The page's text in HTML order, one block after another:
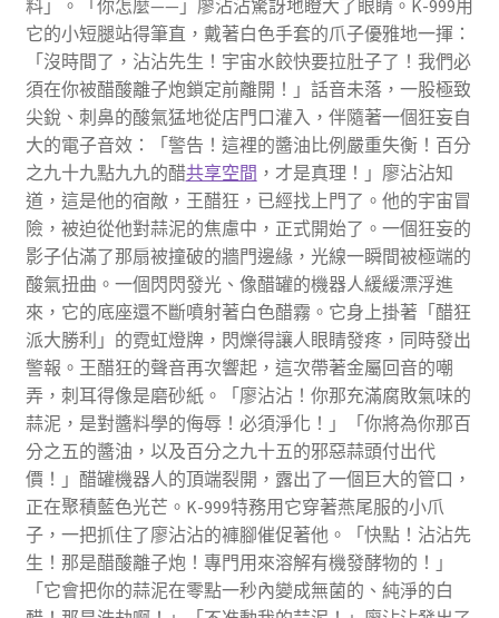
料」。「你怎麼——」廖沾沾驚訝地瞪大了眼睛。K-999用
它的小短腿站得筆直，戴著白色手套的爪子優雅地一揮：
「沒時間了，沾沾先生！宇宙水餃快要拉肚子了！我們必
須在你被醋酸離子炮鎖定前離開！」話音未落，一股極致
尖銳、刺鼻的酸氣猛地從店門口灌入，伴隨著一個狂妄自
大的電子音效：「警告！這裡的醬油比例嚴重失衡！百分
之九十九點九九的醋共享空間 ，才是真理！」廖沾沾知
道，這是他的宿敵，王醋狂，已經找上門了。他的宇宙冒
險，被迫從他對蒜泥的焦慮中，正式開始了。一個狂妄的
影子佔滿了那扇被撞破的牆門邊緣，光線一瞬間被極端的
酸氣扭曲。一個閃閃發光、像醋罐的機器人緩緩漂浮進
來，它的底座還不斷噴射著白色醋霧。它身上掛著「醋狂
派大勝利」的霓虹燈牌，閃爍得讓人眼睛發疼，同時發出
警報。王醋狂的聲音再次響起，這次帶著金屬回音的嘲
弄，刺耳得像是磨砂紙。「廖沾沾！你那充滿腐敗氣味的
蒜泥，是對醬料學的侮辱！必須淨化！」「你將為你那百
分之五的醬油，以及百分之九十五的邪惡蒜頭付出代
價！」醋罐機器人的頂端裂開，露出了一個巨大的管口，
正在聚積藍色光芒。K-999特務用它穿著燕尾服的小爪
子，一把抓住了廖沾沾的褲腳催促著他。「快點！沾沾先
生！那是醋酸離子炮！專門用來溶解有機發酵物的！」
「它會把你的蒜泥在零點一秒內變成無菌的、純淨的白